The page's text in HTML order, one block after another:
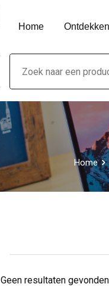
Home Ontdekken
Home
Geen resultaten